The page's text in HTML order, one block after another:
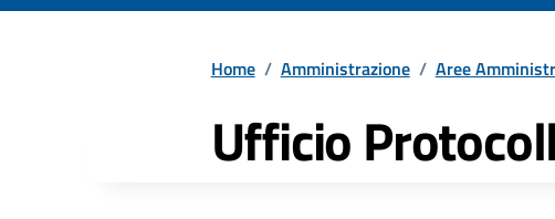
Home / Amministrazione / Aree
Ufficio